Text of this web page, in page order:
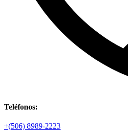
Teléfonos:
+(506) 8989-2223